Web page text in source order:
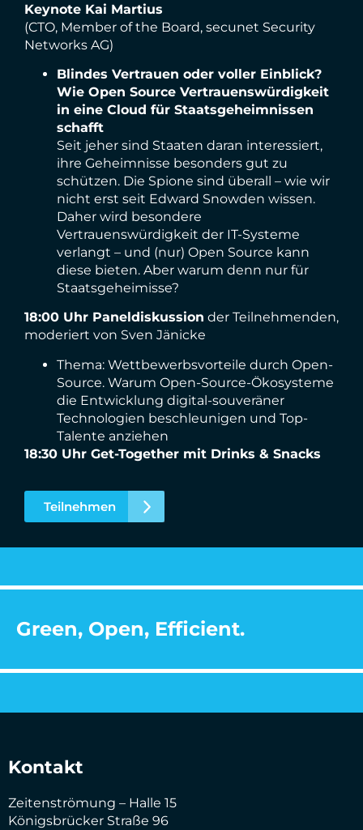
Keynote Kai Martius
(CTO, Member of the Board, secunet Security
Networks AG)
Blindes Vertrauen oder voller Einblick?
Wie Open Source Vertrauenswürdigkeit
in eine Cloud für Staatsgeheimnissen
schafft
Seit jeher sind Staaten daran interessiert,
ihre Geheimnisse besonders gut zu
schützen. Die Spione sind überall – wie wir
nicht erst seit Edward Snowden wissen.
Daher wird besondere
Vertrauenswürdigkeit der IT-Systeme
verlangt – und (nur) Open Source kann
diese bieten. Aber warum denn nur für
Staatsgeheimisse?
18:00 Uhr Paneldiskussion der Teilnehmenden,
moderiert von Sven Jänicke
Thema: Wettbewerbsvorteile durch Open-
Source. Warum Open-Source-Ökosysteme
die Entwicklung digital-souveräner
Technologien beschleunigen und Top-
Talente anziehen
18:30 Uhr Get-Together mit Drinks & Snacks
Teilnehmen
Green, Open, Efficient.
Kontakt
Zeitenströmung – Halle 15
Königsbrücker Straße 96